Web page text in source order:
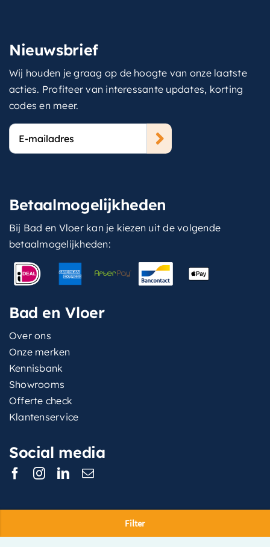
Filter
Nieuwsbrief
Wij houden je graag op de hoogte van onze laatste
acties. Profiteer van interessante updates, korting
codes en meer.
E-
mailadres
Betaalmogelijkheden
Bij Bad en Vloer kan je kiezen uit de volgende
betaalmogelijkheden:
Bad en Vloer
Over ons
Onze merken
Kennisbank
Showrooms
Offerte check
Klantenservice
Social media